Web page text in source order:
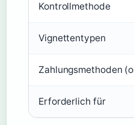
Kontrollmethode
Vignettentypen
Zahlungsmethoden
Erforderlich für